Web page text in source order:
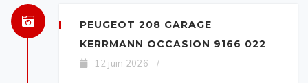
PEUGEOT 208 GARAGE
KERRMANN OCCASION 9166 022
12 juin 2026 /